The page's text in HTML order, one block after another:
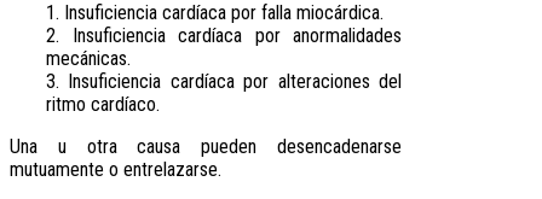
1. Insuficiencia cardíaca por falla miocárdica.
2. Insuficiencia cardíaca por anormalidades
mecánicas.
3. Insuficiencia cardíaca por alteraciones del
ritmo cardíaco.
Una u otra causa pueden desencadenarse
mutuamente o entrelazarse.